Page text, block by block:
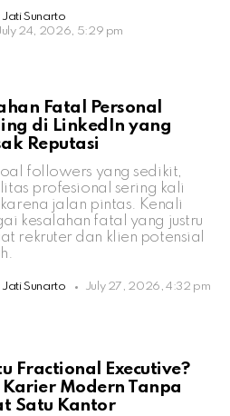
Jati Sunarto
24, 2026, 5:29 pm
Fatal Personal
di LinkedIn yang
Reputasi
followers yang sedikit,
profesional sering kali
karena jalan pintas. Kenali
kesalahan fatal yang justru
rekruter dan klien potensial
Jati Sunarto July 27, 2026, 4:32 pm
Fractional Executive?
Karier Modern Tanpa
Satu Kantor